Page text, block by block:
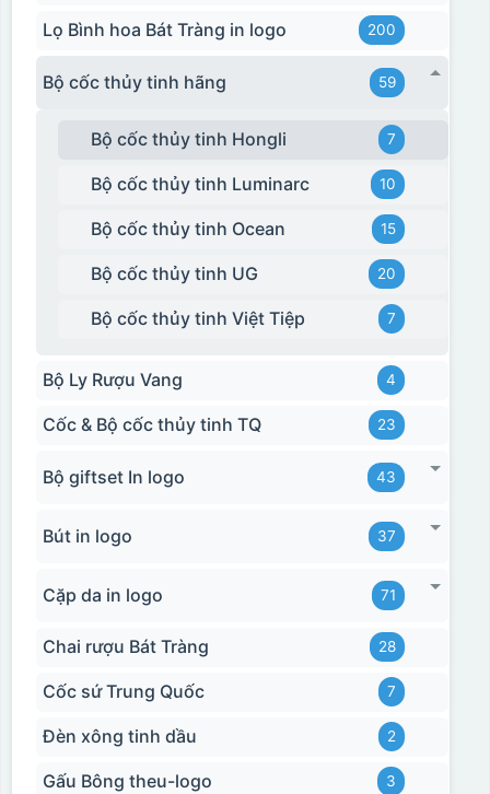
Hộp xi bình giữ nhiệt
Lọ Bình hoa Bát Tràng in logo 200
Bộ cốc thủy tinh hãng 59
Bộ cốc thủy tinh Hongli 7
Bộ cốc thủy tinh Luminarc 10
Bộ cốc thủy tinh Ocean 15
Bộ cốc thủy tinh UG 20
Bộ cốc thủy tinh Việt Tiệp 7
Bộ Ly Rượu Vang 4
Cốc & Bộ cốc thủy tinh TQ 23
Bộ giftset In logo 43
Bút in logo 37
Cặp da in logo 71
Chai rượu Bát Tràng 28
Cốc sứ Trung Quốc 7
Đèn xông tinh dầu 2
Gấu Bông theu-logo 3